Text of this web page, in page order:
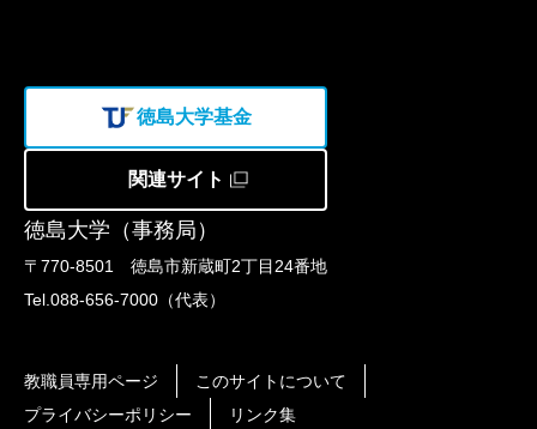
徳島大学（事務局）
〒770-8501 徳島市新蔵町2丁目24番地
Tel.088-656-7000（代表）
徳島大学基金
関連サイト
教職員専用ページ
このサイトについて
プライバシーポリシー
リンク集